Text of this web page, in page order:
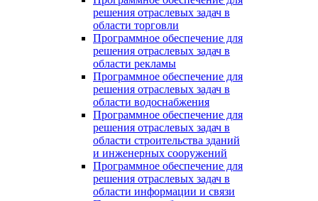
решения отраслевых задач в
области торговли
Программное обеспечение для
решения отраслевых задач в
области рекламы
Программное обеспечение для
решения отраслевых задач в
области водоснабжения
Программное обеспечение для
решения отраслевых задач в
области строительства зданий
и инженерных сооружений
Программное обеспечение для
решения отраслевых задач в
области информации и связи